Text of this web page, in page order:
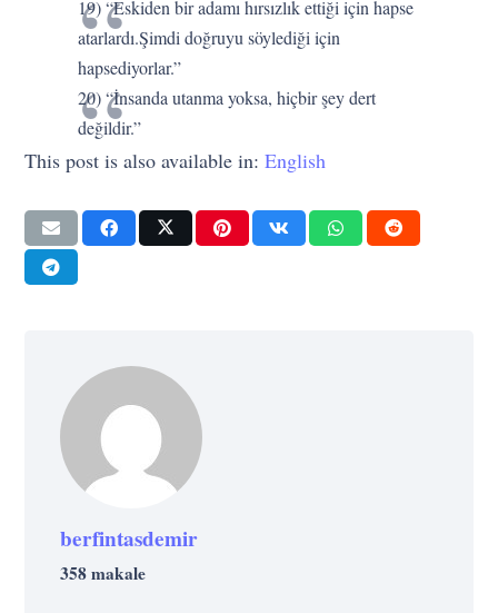
19) “Eskiden bir adamı hırsızlık ettiği için hapse
atarlardı.Şimdi doğruyu söylediği için
hapsediyorlar.”
20) “İnsanda utanma yoksa, hiçbir şey dert
değildir.”
This post is also available in:English
berfintasdemir
358 makale